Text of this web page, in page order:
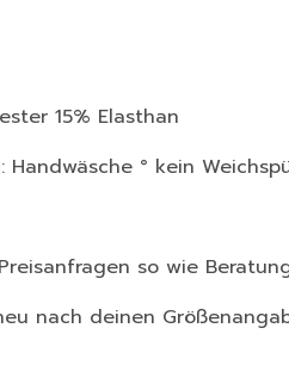
15% Elasthan
Handwäsche ° kein
so wie
nach deinen